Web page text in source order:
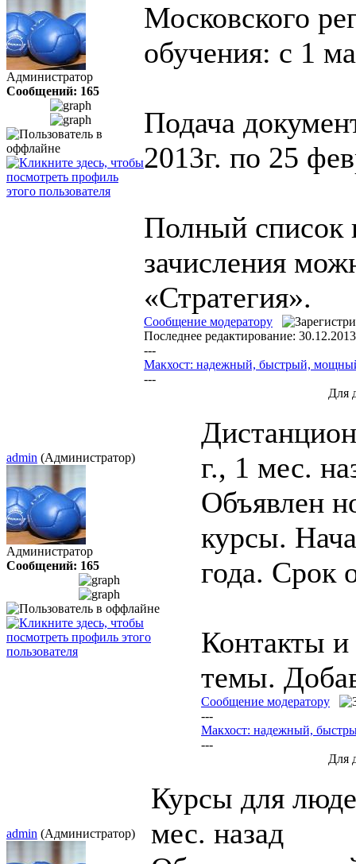
Администратор
Сообщений: 165
Московского
обучения: с 1
Подача
2013г. по 25
Полный список
зачисления
«Стратегия».
Сообщение модератору
Последнее редактирование:
---
Макхост: надежный, быстрый,
---
Для
admin (Администратор)
Администратор
Сообщений: 165
г., 1 мес.
Объявлен
курсы.
года. Срок
Контакты и
темы.
Сообщение модератору
---
Макхост: надежный,
---
Для
admin (Администратор)
Курсы для
мес. назад